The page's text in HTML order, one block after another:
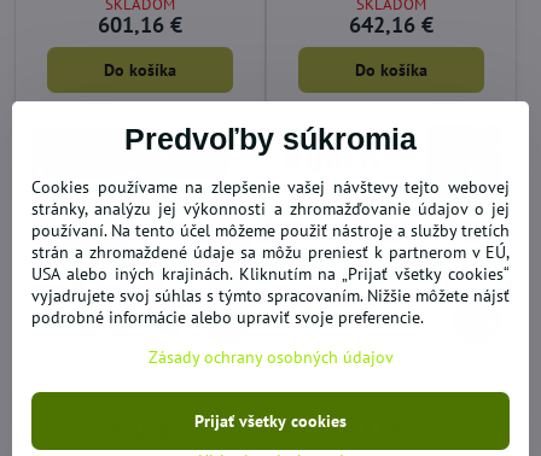
601,16 €
Do košíka
642,16 €
Do košíka
51%
Mini držiak na mobil do
Svietiace ventilky
Predvoľby súkromia
Cookies používame na zlepšenie vašej návštevy tejto webovej
stránky, analýzu jej výkonnosti a zhromažďovanie údajov o jej
používaní. Na tento účel môžeme použiť nástroje a služby tretích
strán a zhromaždené údaje sa môžu preniesť k partnerom v EÚ,
USA alebo iných krajinách. Kliknutím na „Prijať všetky cookies“
vyjadrujete svoj súhlas s týmto spracovaním. Nižšie môžete nájsť
podrobné informácie alebo upraviť svoje preferencie.
Zásady ochrany osobných údajov
Prijať všetky cookies